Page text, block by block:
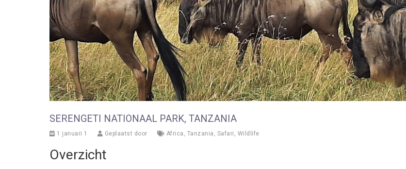
SERENGETI NATIONAAL PARK, TANZANIA
1 januari 1 Geplaatst door Africa Tanzania Safari Wildlife
Overzicht